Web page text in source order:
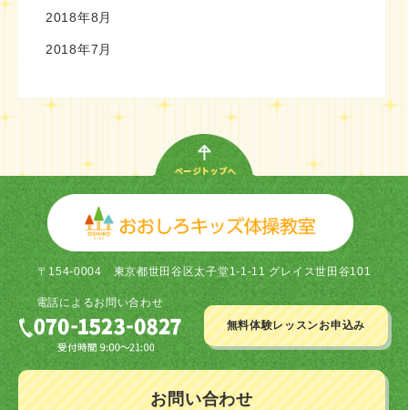
2018年8月
2018年7月
〒154-0004東京都世田谷区太子堂1-1-11 グレイス世田谷101
電話によるお問い合わせ
無料体験レッスンお申込み
お問い合わせ